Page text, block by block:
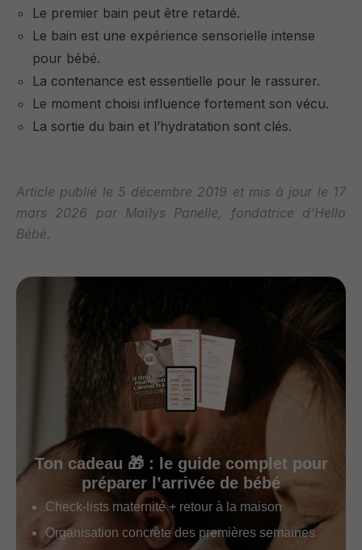
Le premier bain peut être retardé.
Le bain est une expérience sensorielle intense
pour bébé.
La contenance est essentielle pour le rassurer.
Le moment choisi influence fortement son vécu.
La sortie du bain et l’hydratation sont clés.
Article publié le 5 décembre 2019 et mis à jour le 17
mars 2026 par Maïlys Panelle, fondatrice d’Hello
Bébé.
Ton cadeau 🎁 : le guide complet pour
préparer l’arrivée de bébé
Check-lists maternité + retour à la maison
Organisation concrète des premières semaines